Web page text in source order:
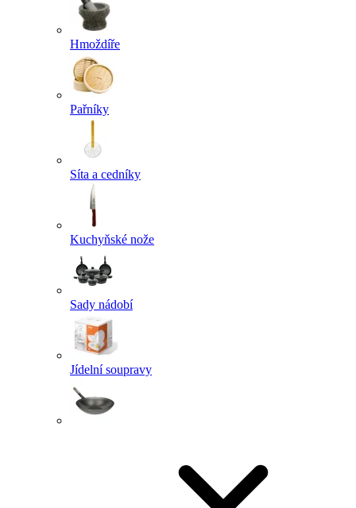
Hmoždíře
Pařníky
Síta a cedníky
Kuchyňské nože
Sady nádobí
Jídelní soupravy